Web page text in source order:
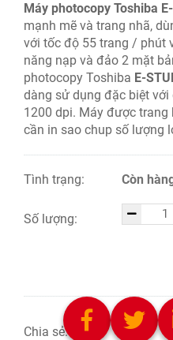
Máy photocopy Toshiba
mạnh mẽ và trang nhã,
với tốc độ 55 trang / phút
năng nạp và đảo 2 mặt
photocopy Toshiba E-
dàng sử dụng đặc biệt
1200 dpi. Máy được trang
cần in sao chup số lượng
Tình trạng: Còn
Số lượng:
Chia sẻ: